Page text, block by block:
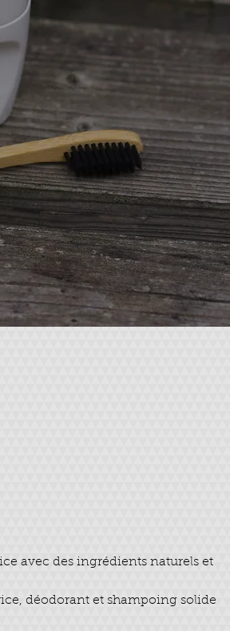
avec des ingrédients naturels et
déodorant et shampoing solide